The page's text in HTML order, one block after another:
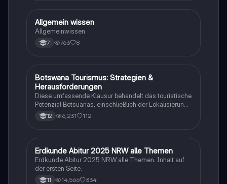
Studierende, die sich auf ihre Prüfungen vorbereiten
möchten.
AGeographie/Erdkunde
Allgemein wissen
Allgemeinwissen
7 763 8
Geographie/Erdkunde
Botswana Tourismus: Strategien &
Herausforderungen
Diese umfassende Klausur behandelt das touristische
Potenzial Botsuanas, einschließlich der Lokalisierung,
Entwicklung und Bewertung der Nachhaltigkeit.
Analysiert werden die ökonomischen, sozialen und
Klausuren vorbereiten. Note: 13.
12 6,231 112
Geographie/Erdkunde
Erdkunde Abitur 2025 NRW alle Themen
Erdkunde Abitur 2025 NRW alle Themen. Inhalt auf
der ersten Seite.
11 14,566 334